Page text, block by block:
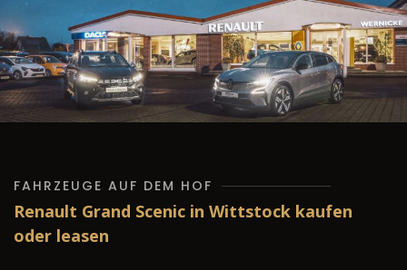
FAHRZEUGE AUF DEM HOF
Renault Grand Scenic in Wittstock kaufen
oder leasen